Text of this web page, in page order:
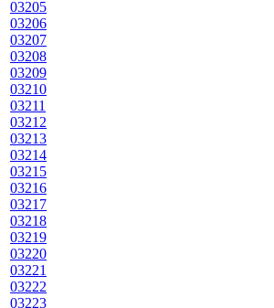
03205
03206
03207
03208
03209
03210
03211
03212
03213
03214
03215
03216
03217
03218
03219
03220
03221
03222
03223